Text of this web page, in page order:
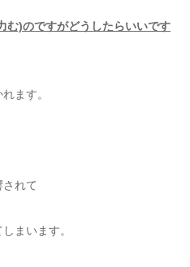
む)のですがどうしたらいいです
ます。
れて
まいます。